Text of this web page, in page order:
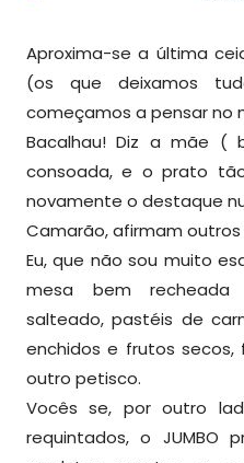
Aproxima-se a última
(os que deixamos
começamos a pensar no
Bacalhau! Diz a mãe (
consoada, e o prato
novamente o destaque
Camarão, afirmam
Eu, que não sou muito
mesa bem recheada
salteado, pastéis de
enchidos e frutos
outro petisco.
Vocês se, por outro
requintados, o JUMBO